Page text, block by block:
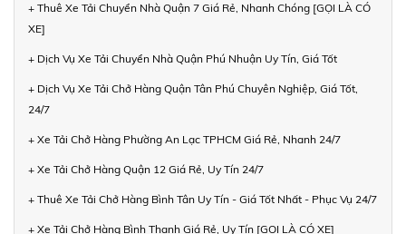
+ Thuê Xe Tải Chuyển Nhà Quận 7 Giá Rẻ, Nhanh Chóng [GỌI LÀ CÓ
XE]
+ Dịch Vụ Xe Tải Chuyển Nhà Quận Phú Nhuận Uy Tín, Giá Tốt
+ Dịch Vụ Xe Tải Chở Hàng Quận Tân Phú Chuyên Nghiệp, Giá Tốt,
24/7
+ Xe Tải Chở Hàng Phường An Lạc TPHCM Giá Rẻ, Nhanh 24/7
+ Xe Tải Chở Hàng Quận 12 Giá Rẻ, Uy Tín 24/7
+ Thuê Xe Tải Chở Hàng Bình Tân Uy Tín - Giá Tốt Nhất - Phục Vụ 24/7
+ Xe Tải Chở Hàng Bình Thạnh Giá Rẻ, Uy Tín [GỌI LÀ CÓ XE]